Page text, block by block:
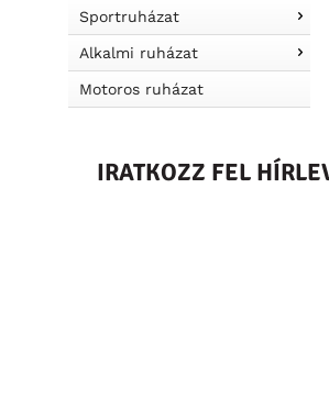
Sportruházat
Alkalmi ruházat
Motoros ruházat
IRATKOZZ FEL